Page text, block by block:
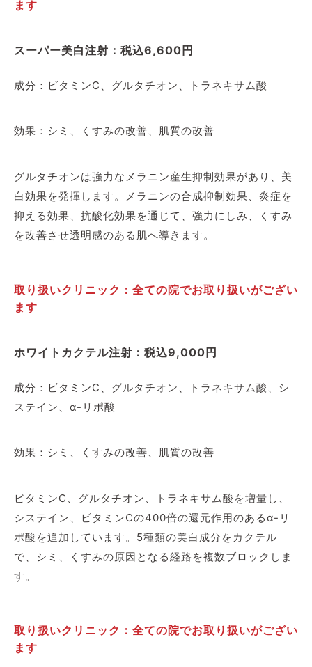
ます
スーパー美白注射：税込6,600円
成分：ビタミンC、グルタチオン、トラネキサム酸
効果：シミ、くすみの改善、肌質の改善
グルタチオンは強力なメラニン産生抑制効果があり、美
白効果を発揮します。メラニンの合成抑制効果、炎症を
抑える効果、抗酸化効果を通じて、強力にしみ、くすみ
を改善させ透明感のある肌へ導きます。
取り扱いクリニック：全ての院でお取り扱いがござい
ます
ホワイトカクテル注射：税込9,000円
成分：ビタミンC、グルタチオン、トラネキサム酸、シ
ステイン、α-リポ酸
効果：シミ、くすみの改善、肌質の改善
ビタミンC、グルタチオン、トラネキサム酸を増量し、
システイン、ビタミンCの400倍の還元作用のあるα-リ
ポ酸を追加しています。5種類の美白成分をカクテル
で、シミ、くすみの原因となる経路を複数ブロックしま
す。
取り扱いクリニック：全ての院でお取り扱いがござい
ます